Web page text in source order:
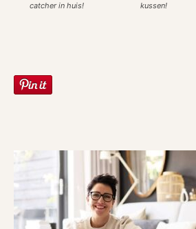
catcher in huis!
kussen!